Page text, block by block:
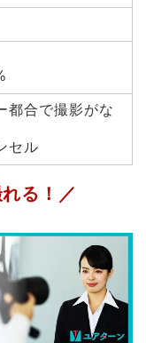
都合で撮影がな
セル
る！／